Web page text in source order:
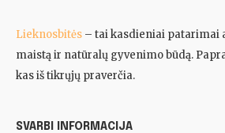
Lieknosbitės – tai kasdieniai patarimai
maistą ir natūralų gyvenimo būdą.
kas iš tikrųjų praverčia.
SVARBI INFORMACIJA